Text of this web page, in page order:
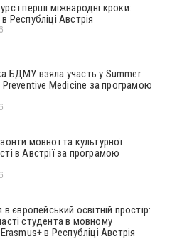
і перші міжнародні кроки:
Республіці Австрія
БДМУ взяла участь у Summer
Medicine за програмою
мовної та культурної
в Австрії за програмою
в європейський освітній простір:
студента в мовному
Erasmus+ в Республіці Австрія